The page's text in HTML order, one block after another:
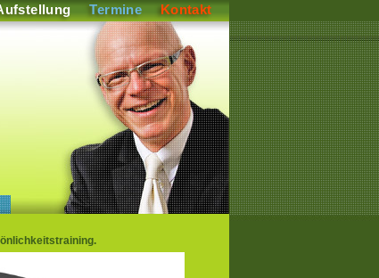
Termine Kontakt